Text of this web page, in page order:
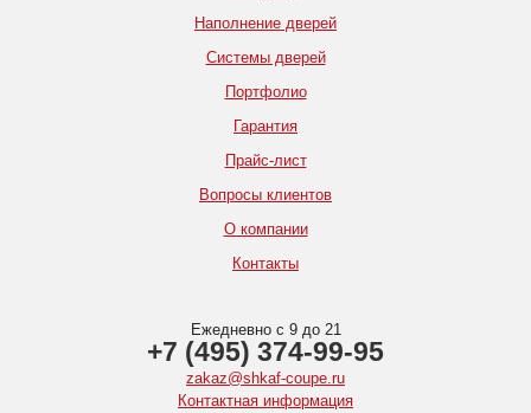
Наполнение дверей
Системы дверей
Портфолио
Гарантия
Прайс-лист
Вопросы клиентов
О компании
Контакты
Ежедневно с 9 до 21
+7 (495) 374-99-95
zakaz@shkaf-coupe.ru
Контактная информация